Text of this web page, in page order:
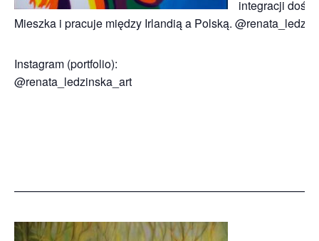
integracji
Mieszka i pracuje między Irlandią a Polską.
Instagram (portfolio):
@renata_ledzinska_art